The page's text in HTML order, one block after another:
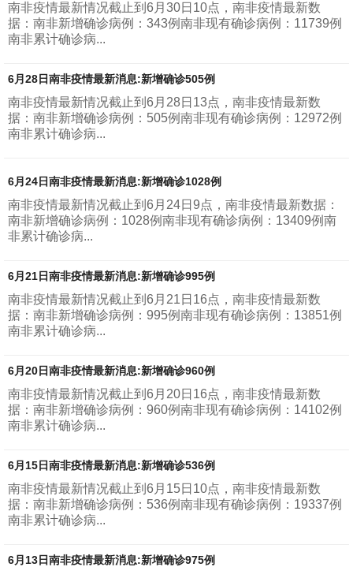
南非疫情最新情况截止到6月30日10点，南非疫情最新数
据：南非新增确诊病例：343例南非现有确诊病例：11739例
南非累计确诊病...
6月28日南非疫情最新消息:新增确诊505例
南非疫情最新情况截止到6月28日13点，南非疫情最新数
据：南非新增确诊病例：505例南非现有确诊病例：12972例
南非累计确诊病...
6月24日南非疫情最新消息:新增确诊1028例
南非疫情最新情况截止到6月24日9点，南非疫情最新数据：
南非新增确诊病例：1028例南非现有确诊病例：13409例南
非累计确诊病...
6月21日南非疫情最新消息:新增确诊995例
南非疫情最新情况截止到6月21日16点，南非疫情最新数
据：南非新增确诊病例：995例南非现有确诊病例：13851例
南非累计确诊病...
6月20日南非疫情最新消息:新增确诊960例
南非疫情最新情况截止到6月20日16点，南非疫情最新数
据：南非新增确诊病例：960例南非现有确诊病例：14102例
南非累计确诊病...
6月15日南非疫情最新消息:新增确诊536例
南非疫情最新情况截止到6月15日10点，南非疫情最新数
据：南非新增确诊病例：536例南非现有确诊病例：19337例
南非累计确诊病...
6月13日南非疫情最新消息:新增确诊975例